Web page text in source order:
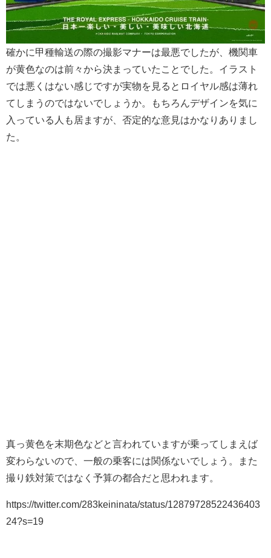
確かに甲種輸送の際の撮影マナーは最悪でしたが、機関車
が黄色なのは前々から決まっていたことでした。イラスト
では悪くはない感じですが実物を見るとロイヤル感は薄れ
てしまうのではないでしょうか。もちろんデザインを気に
入っている人も居ますが、否定的な意見はかなりありまし
た。
真っ黄色を末期色などと言われていますが乗ってしまえば
変わらないので、一般の乗客には関係ないでしょう。また
撮り鉄対策ではなく予算の都合だと思われます。
https://twitter.com/283keininata/status/12879728522436403
24?s=19